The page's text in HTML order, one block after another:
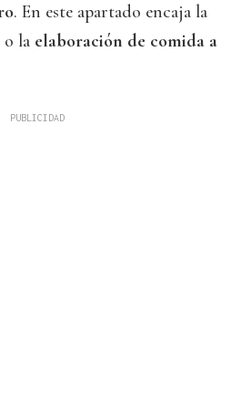
. En este apartado encaja la
o la elaboración de comida a